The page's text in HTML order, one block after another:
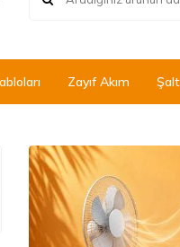
Zayıf Akım Şalt